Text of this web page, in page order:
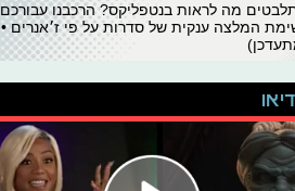
מה לראות בנטפליקס? הרכבנו עבורכם
המלצה ענקית של סדרות על פי ז׳אנרים •